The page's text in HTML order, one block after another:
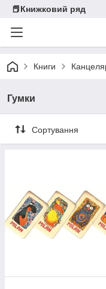
📕Книжковий ряд
Книги
Гумки
Сортування